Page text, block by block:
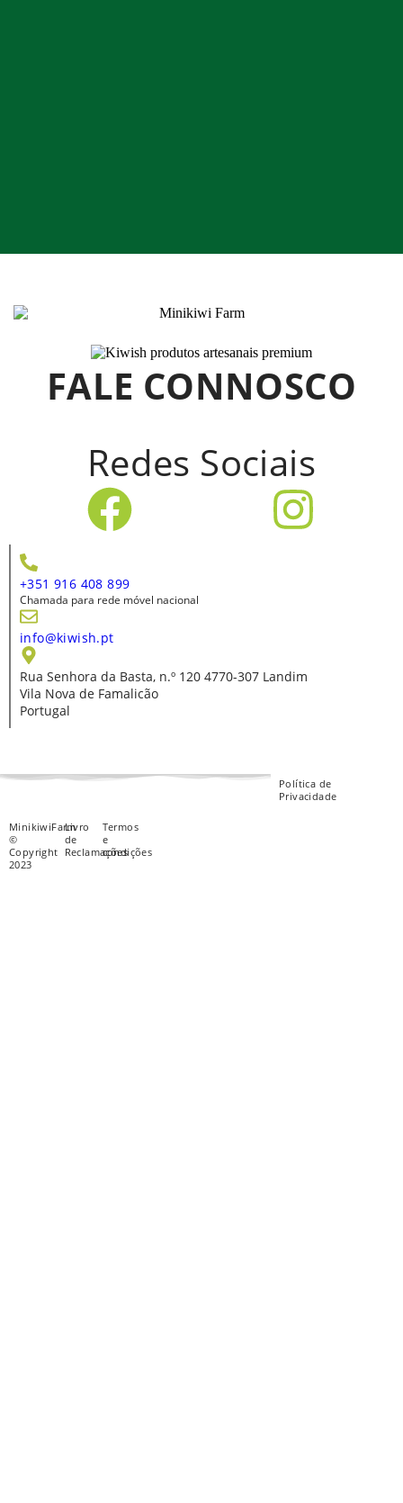
FALE CONNOSCO
Redes Sociais
+351 916 408 899
Chamada para rede móvel nacional
info@kiwish.pt
Rua Senhora da Basta, n.º 120 4770-307 Landim
Vila Nova de Famalicão
Portugal
Política de
Privacidade
MinikiwiFarm
©
Copyright
2023
Livro
de
Reclamações
Termos
e
condições